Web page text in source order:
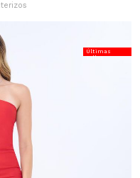
Últimas
Tallas